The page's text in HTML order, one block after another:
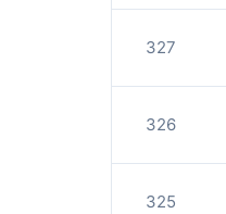
327
326
325